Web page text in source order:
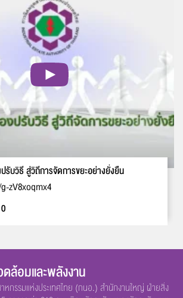
รับวิธี สู่วิถีการจัดการขยะอย่างยั่งยืน
zV8xoqmx4
0
ล้อมและพลังงาน
หกรรมแห่งประเทศไทย (กนอ.) สำนักงานใหญ่ ฝ่ายสิ่ง